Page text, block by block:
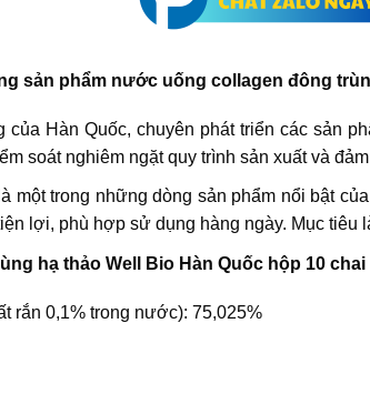
sản phẩm nước uống collagen đông
Hàn Quốc, chuyên phát triển các sản
soát nghiêm ngặt quy trình sản xuất và
một trong những dòng sản phẩm nổi bật
lợi, phù hợp sử dụng hàng ngày. Mục
hạ thảo Well Bio Hàn Quốc hộp 10 chai
rắn 0,1% trong nước): 75,025%